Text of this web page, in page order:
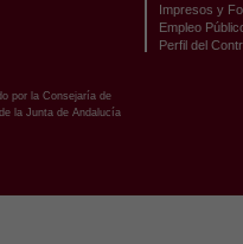
Impresos y
Empleo
Perfil del
por la Consejaría de
la Junta de Andalucía